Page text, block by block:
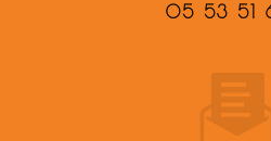
05 53 51